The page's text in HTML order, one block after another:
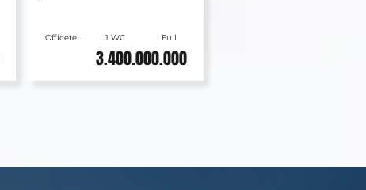
Officetel 1 WC Full
3.400.000.000